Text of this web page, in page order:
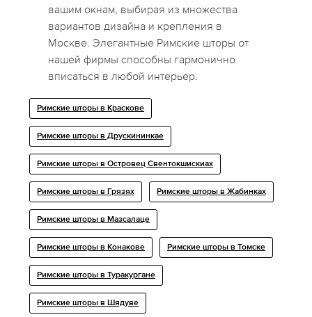
вашим окнам, выбирая из множества
вариантов дизайна и крепления в
Москве. Элегантные Римские шторы от
нашей фирмы способны гармонично
вписаться в любой интерьер.
Римские шторы в Краскове
Римские шторы в Друскининкае
Римские шторы в Островец Свентокшискиах
Римские шторы в Грязях Римские шторы в Жабинках
Римские шторы в Мазсалаце
Римские шторы в Конакове Римские шторы в Томске
Римские шторы в Туракургане
Римские шторы в Шядуве